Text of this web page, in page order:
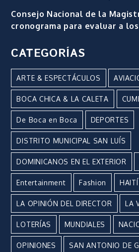
Consejo Nacional de la
cronograma para evaluar a los
CATEGORÍAS
ARTE & ESPECTÁCULOS
BOCA CHICA & LA CALETA
De Boca en Boca DEPORTES
DISTRITO MUNICIPAL SAN LUÍS
DOMINICANOS EN EL EXTERIOR
Entertainment Fashion HAITÍ
LA OPINIÓN DEL DIRECTOR LA
LOTERÍAS MUNDIALES
OPINIONES SAN ANTONIO DE